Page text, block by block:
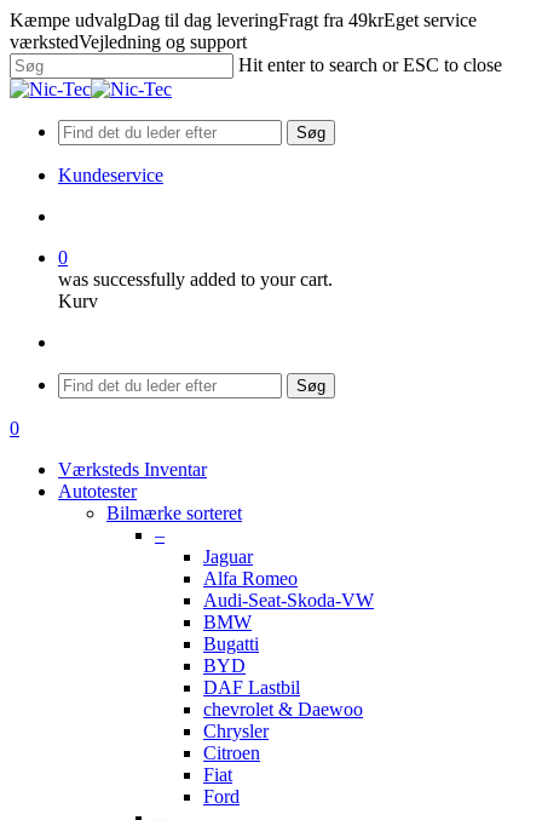
Skip
to
main
content
Kæmpe udvalgDag til dag leveringFragt fra 49krEget service
værkstedVejledning og support
Hit enter to search or ESC to close
Close
Søg
Kundeservice
0
was successfully added to your cart.
Kurv
Menu
Søg
search
0
Værksteds Inventar
Autotester
Bilmærke sorteret
–
Jaguar
Alfa Romeo
Audi-Seat-Skoda-VW
BMW
Bugatti
BYD
DAF Lastbil
chevrolet & Daewoo
Chrysler
Citroen
Fiat
Ford